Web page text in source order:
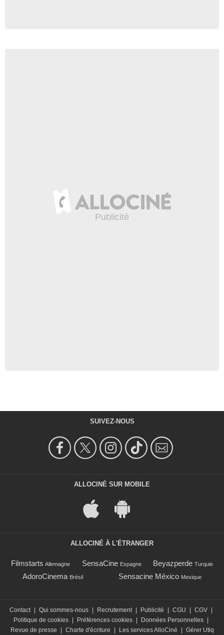
SUIVEZ-NOUS
ALLOCINÉ SUR MOBILE
ALLOCINÉ À L'ÉTRANGER
Filmstarts Allemagne SensaCine Espagne Beyazperde Turquie
AdoroCinema Brésil Sensacine México Mexique
Contact Qui sommes-nous Recrutement Publicité CGU CGV
Politique de cookies
Préférences cookies Données Personnelles
Revue de presse
Charte d'écriture Les services AlloCiné Gérer Utiq